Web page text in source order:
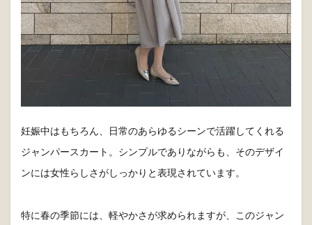
妊娠中はもちろん、日常のあらゆるシーンで活躍してくれる
ジャンパースカート。シンプルでありながらも、そのデザイ
ンには女性らしさがしっかりと表現されています。
特に春の季節には、軽やかさが求められますが、このジャン